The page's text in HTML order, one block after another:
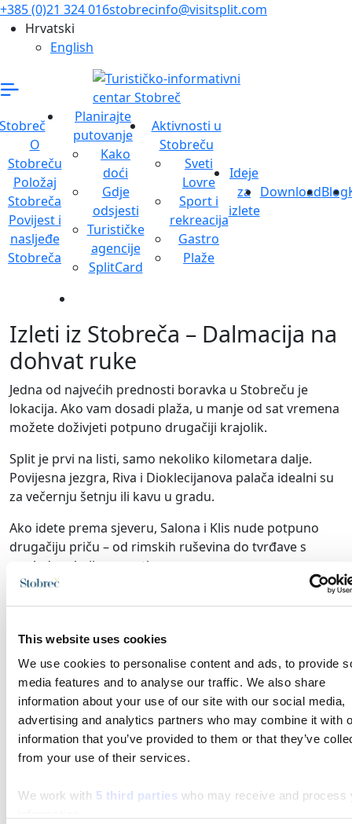
This website uses cookies
We use cookies to personalise content and ads, to provide
media features and to analyse our traffic. We also share
information about your use of our site with our social media,
advertising and analytics partners who may combine it with
information that you’ve provided to them or that they’ve
from your use of their services.
We work with 5 third parties who may receive and process
+385 (0)21 324 016stobrecinfo@visitsplit.com
Hrvatski
English
O
Stobreču
Položaj
Stobreča
Povijest i
nasljeđe
Stobreča
Planirajte
putovanje
Kako
doći
Gdje
odsjesti
Turističke
agencije
SplitCard
Aktivnosti u
Stobreču
Sveti
Lovre
Sport i
rekreacija
Gastro
Plaže
Ideje
za
izlete
DownloadBlog
Izleti iz Stobreča – Dalmacija na
dohvat ruke
Jedna od najvećih prednosti boravka u Stobreču je
lokacija. Ako vam dosadi plaža, u manje od sat vremena
možete doživjeti potpuno drugačiji krajolik.
Split je prvi na listi, samo nekoliko kilometara dalje.
Povijesna jezgra, Riva i Dioklecijanova palača idealni su
za večernju šetnju ili kavu u gradu.
Ako idete prema sjeveru, Salona i Klis nude potpuno
drugačiju priču – od rimskih ruševina do tvrđave s
pogledom koji se pamti.
karakter.
Za duže izlete tu su otoci Brač, Šolta, Hvar i Vis. Svaki
ima svoj tempo, ali svima je zajedničko ono što
Dalmaciju čini posebnom – more, kamen i sporiji ritam
života.